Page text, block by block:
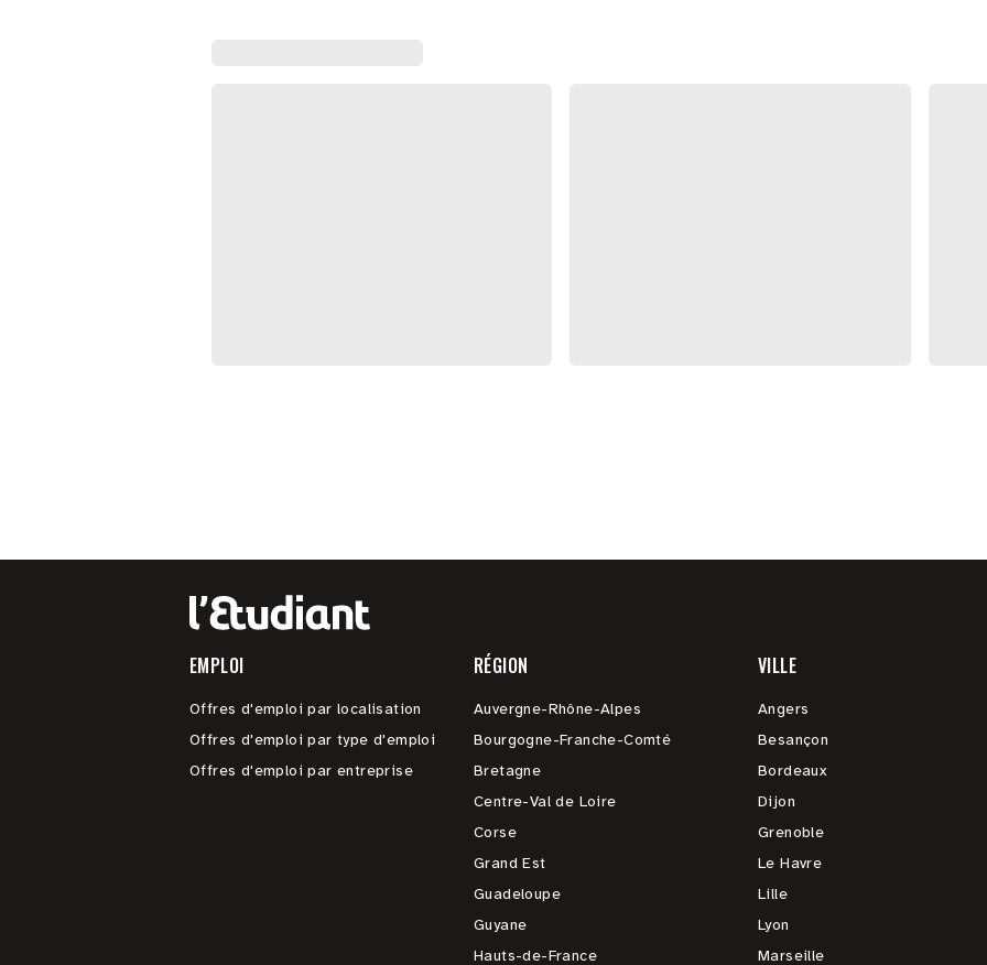
EMPLOI
Offres d'emploi par localisation
Offres d'emploi par type d'emploi
Offres d'emploi par entreprise
RÉGION
Auvergne-Rhône-Alpes
Bourgogne-Franche-Comté
Bretagne
Centre-Val de Loire
Corse
Grand Est
Guadeloupe
Guyane
Hauts-de-France
VILLE
Angers
Besançon
Bordeaux
Dijon
Grenoble
Le Havre
Lille
Lyon
Marseille